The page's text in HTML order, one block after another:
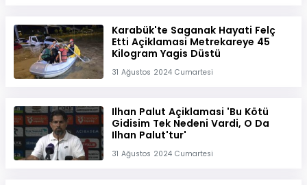
Karabük'te Saganak Hayati Felç
Etti Açiklamasi Metrekareye 45
Kilogram Yagis Düstü
31 Ağustos 2024 Cumartesi
Ilhan Palut Açiklamasi 'Bu Kötü
Gidisim Tek Nedeni Vardi, O Da
Ilhan Palut'tur'
31 Ağustos 2024 Cumartesi